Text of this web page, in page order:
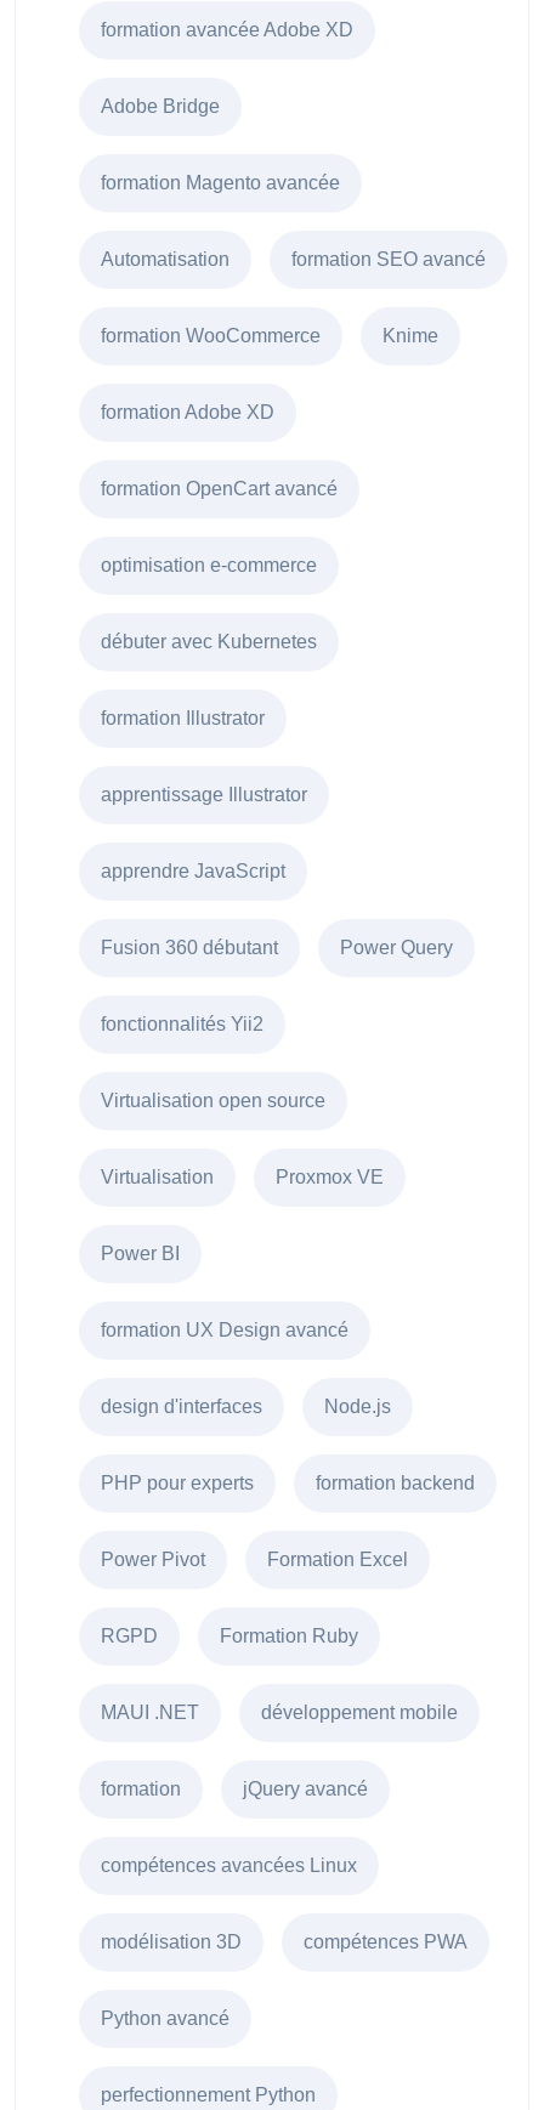
formation avancée Adobe XD
Adobe Bridge
formation Magento avancée
Automatisation formation SEO avancé
formation WooCommerce Knime
formation Adobe XD
formation OpenCart avancé
optimisation e-commerce
débuter avec Kubernetes
formation Illustrator
apprentissage Illustrator
apprendre JavaScript
Fusion 360 débutant Power Query
fonctionnalités Yii2
Virtualisation open source
Virtualisation Proxmox VE
Power BI
formation UX Design avancé
design d'interfaces Node.js
PHP pour experts formation backend
Power Pivot Formation Excel
RGPD Formation Ruby
MAUI .NET développement mobile
formation jQuery avancé
compétences avancées Linux
modélisation 3D compétences PWA
Python avancé
perfectionnement Python